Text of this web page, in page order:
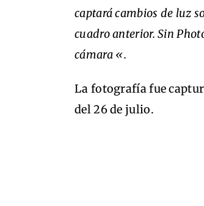
captará cambios de luz
cuadro anterior. Sin
cámara «.
La fotografía fue
del 26 de julio.